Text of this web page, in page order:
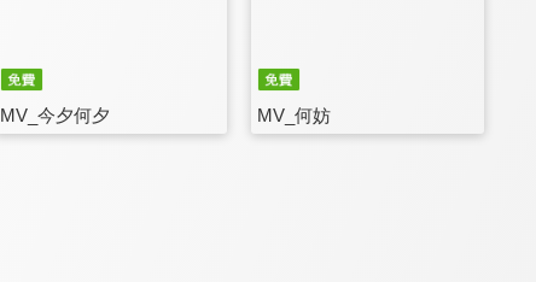
MV_今夕何夕 MV_何妨